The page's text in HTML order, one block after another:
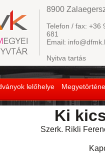
lelőhelye
8900
Telefon / fax: +36
681
Email:
Nyitva tartás
Ki
Szerk. Rikli